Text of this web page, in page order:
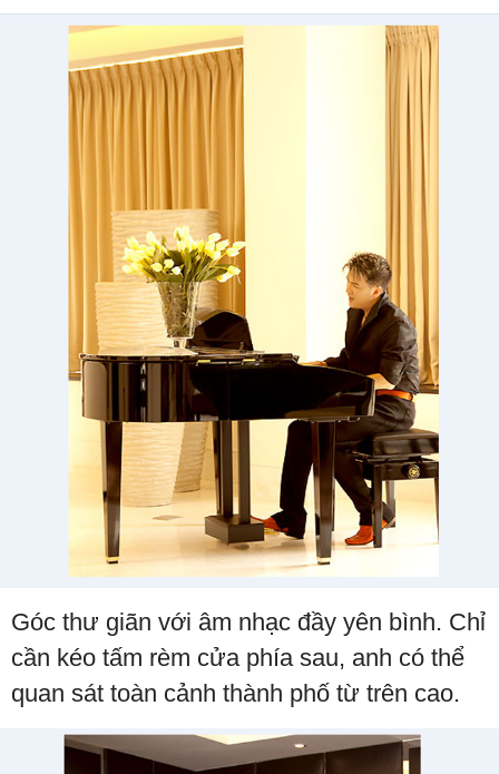
Góc thư giãn với âm nhạc đầy yên bình. Chỉ
cần kéo tấm rèm cửa phía sau, anh có thể
quan sát toàn cảnh thành phố từ trên cao.